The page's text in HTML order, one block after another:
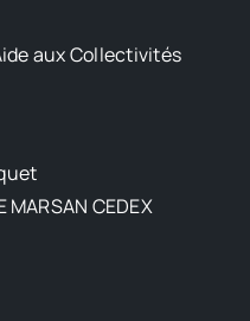
aux Collectivités
CEDEX